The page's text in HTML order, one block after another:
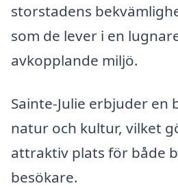
storstadens
som de lever i en
avkopplande miljö.
Sainte-Julie erbjuder en
natur och kultur, vilket
attraktiv plats för både
besökare.